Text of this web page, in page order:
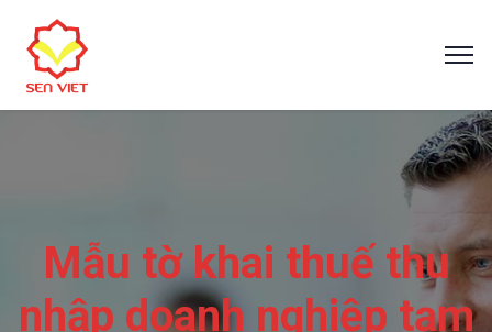
Mẫu tờ khai thuế thu
nhập doanh nghiệp tạm